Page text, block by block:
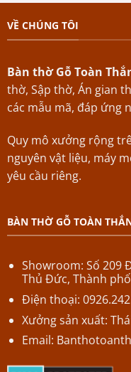
VỀ CHÚNG TÔI
Bàn thờ Gỗ Toàn
thờ, Sập thờ, Án gian
các mẫu mã, đáp ứng
Quy mô xưởng rộng
nguyên vật liệu, máy
yêu cầu riêng.
BÀN THỜ GỖ TOÀN
Showroom: Số 209
Thủ Đức, Thành
Điện thoại:
Xưởng sản xuất:
Email: